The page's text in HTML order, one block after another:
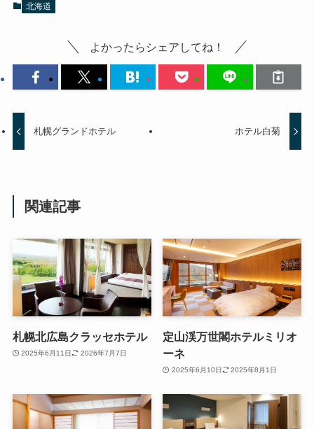
北海道
よかったらシェアしてね！
札幌グランドホテル ホテル白菊
関連記事
札幌北広島クラッセホテル
2025年6月11日 2026年7月7日
定山渓万世閣ホテルミリオ
ーネ
2025年6月10日 2025年8月1日